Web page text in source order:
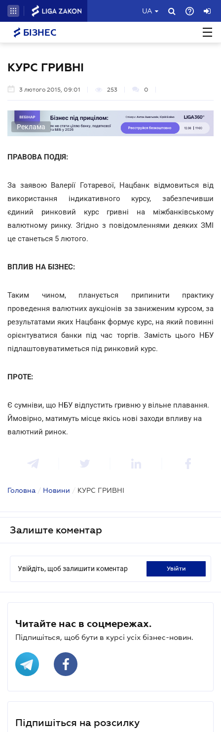
UA
БІЗНЕС
КУРС ГРИВНІ
3 лютого 2015, 09:01 253 0
Реклама
ПРАВОВА ПОДІЯ:
За заявою Валерії Готаревої, Нацбанк відмовиться від
використання індикативного курсу, забезпечивши
єдиний ринковий курс гривні на міжбанківському
валютному ринку. Згідно з повідомленнями деяких ЗМІ
це станеться 5 лютого.
ВПЛИВ НА БІЗНЕС:
Таким чином, планується припинити практику
проведення валютних аукціонів за заниженим курсом, за
результатами яких Нацбанк формує курс, на який повинні
орієнтуватися банки під час торгів. Замість цього НБУ
підлаштовуватиметься під ринковий курс.
ПРОТЕ:
Є сумніви, що НБУ відпустить гривню у вільне плавання.
Ймовірно, матимуть місце якісь нові заходи впливу на
валютний ринок.
Головна / Новини / КУРС ГРИВНІ
Залиште коментар
Увійдіть, щоб залишити коментар увійти
Читайте нас в соцмережах.
Підпишіться, щоб бути в курсі усіх бізнес-новин.
Підпишіться на розсилку